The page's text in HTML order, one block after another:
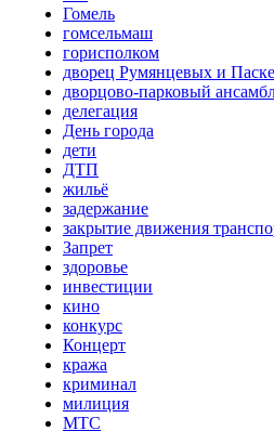
Гомель
гомсельмаш
горисполком
дворец Румянцевых и
дворцово-парковый
делегация
День города
дети
ДТП
жильё
задержание
закрытие движения
Запрет
здоровье
инвестиции
кино
конкурс
Концерт
кража
криминал
милиция
МТС